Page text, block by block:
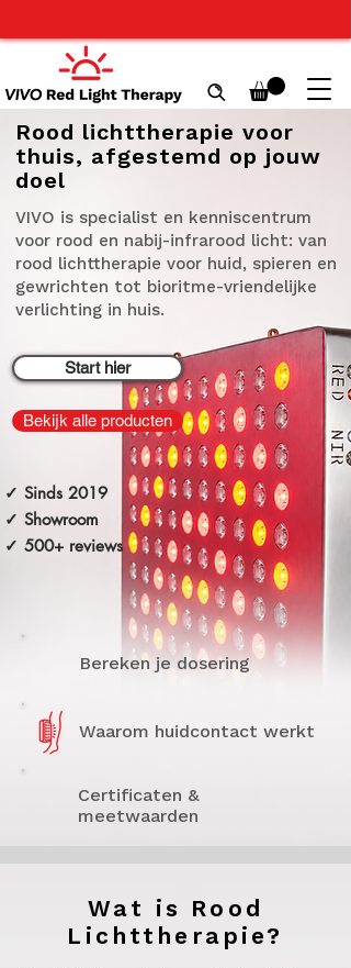
Rood lichttherapie voor
thuis, afgestemd op jouw
doel
Bekijk alle producten
Start hier
VIVO is specialist en kenniscentrum
voor rood en nabij-infrarood licht: van
rood lichttherapie voor huid, spieren en
gewrichten tot bioritme-vriendelijke
verlichting in huis.
✓ Sinds 2019
✓ Showroom
✓ 500+ reviews
Waarom huidcontact werkt
Certificaten &
meetwaarden
Bereken je dosering
Wat is Rood
Lichttherapie?